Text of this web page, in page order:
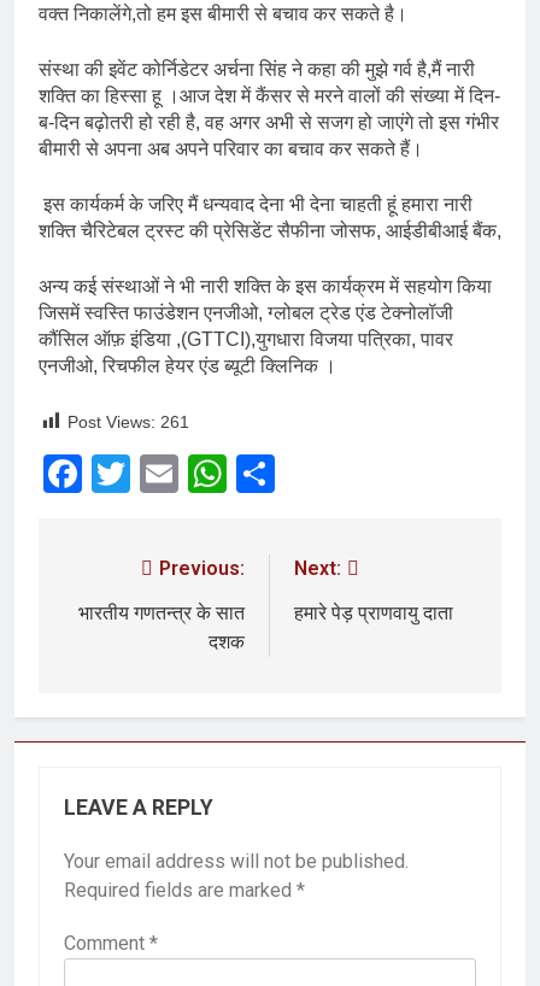
वक्त निकालेंगे,तो हम इस बीमारी से बचाव कर सकते है।
संस्था की इवेंट कोर्निडेटर अर्चना सिंह ने कहा की मुझे गर्व है,मैं नारी
शक्ति का हिस्सा हू ।आज देश में कैंसर से मरने वालों की संख्या में दिन-
ब-दिन बढ़ोतरी हो रही है, वह अगर अभी से सजग हो जाएंगे तो इस गंभीर
बीमारी से अपना अब अपने परिवार का बचाव कर सकते हैं।
इस कार्यकर्म के जरिए मैं धन्यवाद देना भी देना चाहती हूं हमारा नारी
शक्ति चैरिटेबल ट्रस्ट की प्रेसिडेंट सैफीना जोसफ, आईडीबीआई बैंक,
अन्य कई संस्थाओं ने भी नारी शक्ति के इस कार्यक्रम में सहयोग किया
जिसमें स्वस्ति फाउंडेशन एनजीओ, ग्लोबल ट्रेड एंड टेक्नोलॉजी
कौंसिल ऑफ़ इंडिया ,(GTTCI),युगधारा विजया पत्रिका, पावर
एनजीओ, रिचफील हेयर एंड ब्यूटी क्लिनिक ।
Post Views: 261
Facebook
Twitter
EmailWhatsApp
Previous:
भारतीय गणतन्त्र के सात
दशक
Next:
हमारे पेड़ प्राणवायु दाता
LEAVE A REPLY
Your email address will not be published.
Required fields are marked *
Comment *